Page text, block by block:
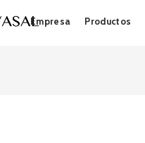
Empresa Productos